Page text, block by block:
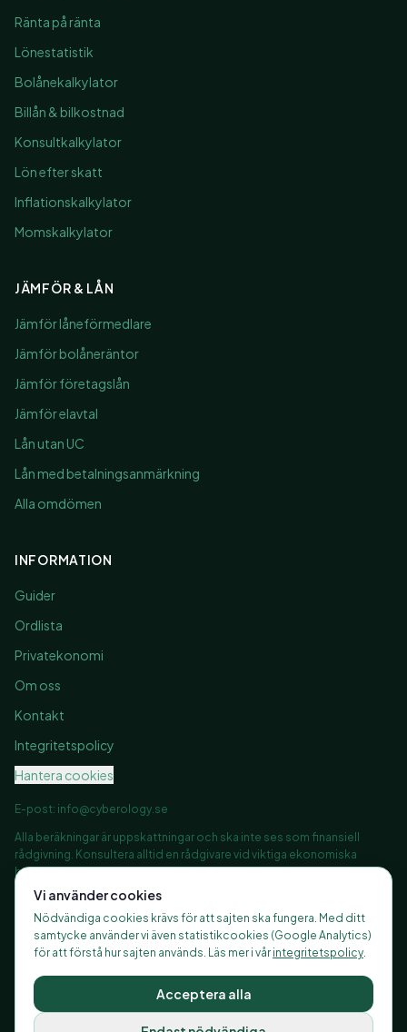
Ränta på ränta
Lönestatistik
Bolånekalkylator
Billån & bilkostnad
Konsultkalkylator
Lön efter skatt
Inflationskalkylator
Momskalkylator
JÄMFÖR & LÅN
Jämför låneförmedlare
Jämför bolåneräntor
Jämför företagslån
Jämför elavtal
Lån utan UC
Lån med betalningsanmärkning
Alla omdömen
INFORMATION
Guider
Ordlista
Privatekonomi
Om oss
Kontakt
Integritetspolicy
Hantera cookies
E-post: info@cyberology.se
Alla beräkningar är uppskattningar och ska inte ses som finansiell
rådgivning. Konsultera alltid en rådgivare vid viktiga ekonomiska
beslut.
© 2026 Finanshubben.se, alla rättigheter förbehållna
Ansvarig utgivare: Finanshubben · Integritetspolicy
Vi använder AI som verktyg för att effektivisera vårt redaktionella arbete. Allt
Vi använder cookies
Nödvändiga cookies krävs för att sajten ska fungera. Med ditt
samtycke använder vi även statistikcookies (Google Analytics)
för att förstå hur sajten används. Läs mer i vår integritetspolicy.
Acceptera alla